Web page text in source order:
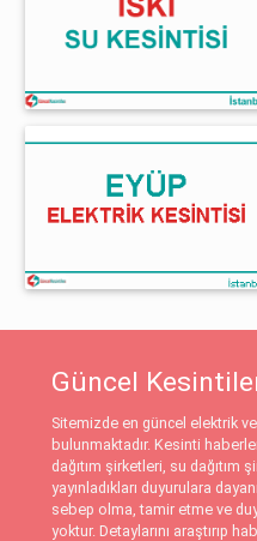
Güncel
Sitemizde en güncel elektrik
bulunmaktadır. Kesinti
dağıtım şirketleri, su dağıtım
yayınladıkları duyurulara
sebep olma, tamir etme ve
yoktur. Detaylarını araştırıp